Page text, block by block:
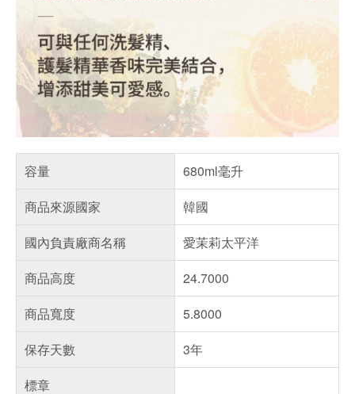
容量
680ml毫升
商品來源國家
韓國
國內負責廠商名稱
愛茉莉太平洋
商品高度
24.7000
商品寬度
5.8000
保存天數
3年
標章